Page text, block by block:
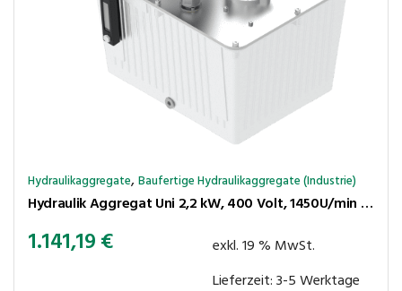
Hydraulikaggregate,Baufertige Hydraulikaggregate (Industrie)
Hydraulik Aggregat Uni 2,2 kW, 400 Volt, 1450U/min ohne Cetop
1.141,19€
exkl. 19 % MwSt.
Lieferzeit:3-5 Werktage